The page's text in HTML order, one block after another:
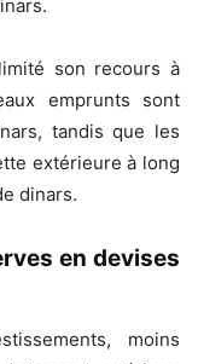
son recours à
emprunts sont
tandis que les
extérieure à long
dinars.
en devises
moins